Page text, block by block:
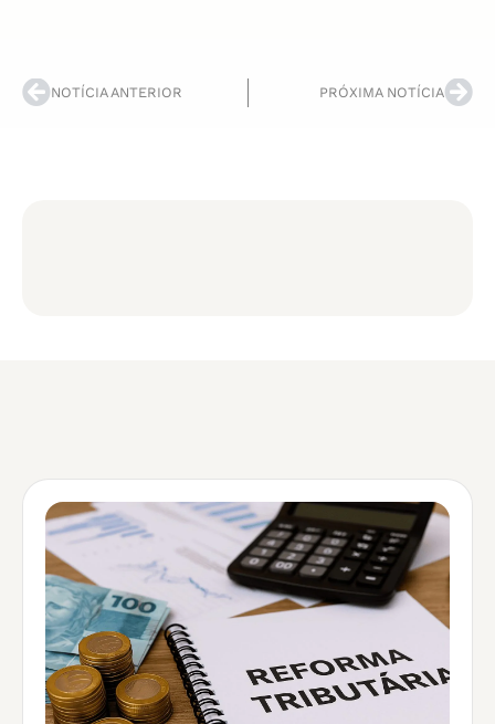
NOTÍCIA ANTERIOR PRÓXIMA NOTÍCIA